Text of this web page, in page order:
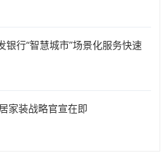
行“智慧城市”场景化服务快速
家装战略官宣在即